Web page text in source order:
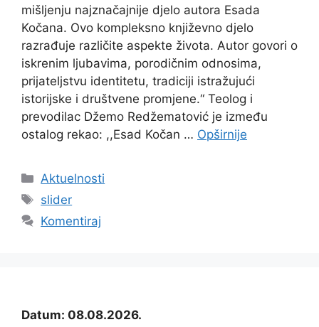
mišljenju najznačajnije djelo autora Esada
Kočana. Ovo kompleksno književno djelo
razrađuje različite aspekte života. Autor govori o
iskrenim ljubavima, porodičnim odnosima,
prijateljstvu identitetu, tradiciji istražujući
istorijske i društvene promjene.“ Teolog i
prevodilac Džemo Redžematović je između
ostalog rekao: ,,Esad Kočan … Opširnije
Kategorije
Aktuelnosti
Oznake
slider
Komentiraj
Datum: 08.08.2026.